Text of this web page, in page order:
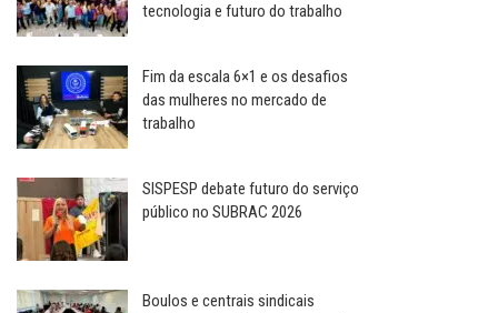
tecnologia e futuro do trabalho
Fim da escala 6×1 e os desafios
das mulheres no mercado de
trabalho
SISPESP debate futuro do serviço
público no SUBRAC 2026
Boulos e centrais sindicais